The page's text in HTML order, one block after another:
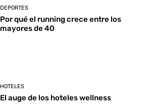
DEPORTES
Por qué el running crece entre los
mayores de 40
HOTELES
El auge de los hoteles wellness